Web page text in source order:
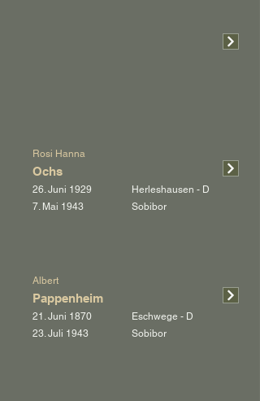
Rosi Hanna
Ochs
26. Juni 1929
Herleshausen - D
7. Mai 1943
Sobibor
Albert
Pappenheim
21. Juni 1870
Eschwege - D
23. Juli 1943
Sobibor